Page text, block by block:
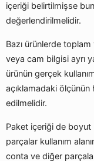
içeriği belirtilmişse
değerlendirilmelidir.
Bazı ürünlerde
veya cam bilgisi ayrı
ürünün gerçek
açıklamadaki
edilmelidir.
Paket içeriği de boyut
parçalar kullanım
conta ve diğer